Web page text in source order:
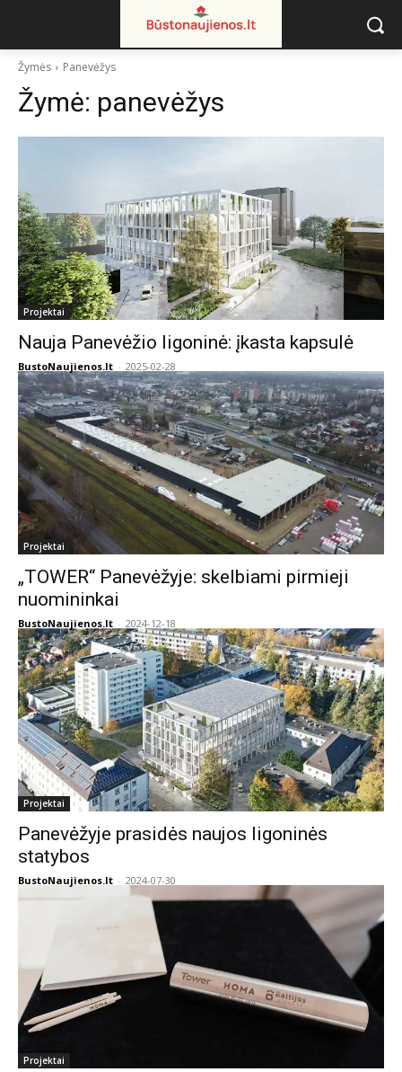
Žymės Panevėžys
Žymė: panevėžys
Projektai
Nauja Panevėžio ligoninė: įkasta kapsulė
BustoNaujienos.lt - 2025-02-28
Projektai
„TOWER“ Panevėžyje: skelbiami pirmieji
nuomininkai
BustoNaujienos.lt - 2024-12-18
Projektai
Panevėžyje prasidės naujos ligoninės
statybos
BustoNaujienos.lt - 2024-07-30
Projektai